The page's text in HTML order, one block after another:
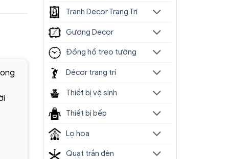
Tranh Decor Trang Trí
Gương Decor
Đồng hồ treo tường
Décor trang trí
Thiết bị vệ sinh
Thiết bị bếp
Lọ hoa
Quạt trần đèn